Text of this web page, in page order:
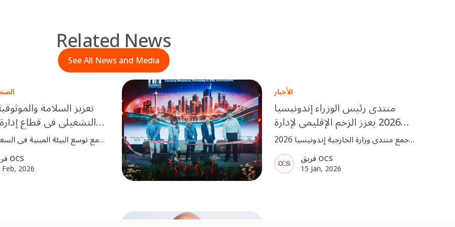
Related News
See All News and Media
تعزيز السلامة
التشغيلي في قطاع
في المملكة العربية
مع توسع البيئة المبنية في
رؤية 2030، يجب على فرق
تقديم عمليات آمنة وموثوقة
فريق OCS
Feb, 2026
الأخبار
منتدى رئيس الوزراء إندونيسيا
2026 يعزز الزخم الإقليمي لإدارة
المرافق الجاهزة للمستقبل
جمع منتدى وزارة الخارجية إندونيسيا 2026
قادة من الحكومة وقطاع الأعمال وقطاع إدارة
المرافقات في جاكرتا لمناقشة الذكاء
الاصطناعي وESG ومستقبل إدارة المرافق.
فريق OCS
15 Jan, 2026